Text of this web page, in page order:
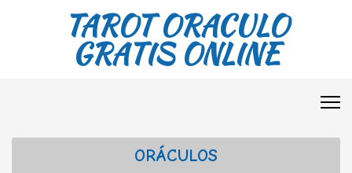
TAROT ORACULO
GRATIS ONLINE
ORÁCULOS